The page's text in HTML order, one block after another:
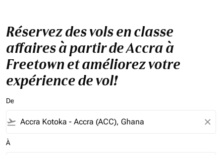
Réservez des vols en classe
affaires à partir de Accra à
Freetown et améliorez votre
expérience de vol!
De
flight_takeoff close
À